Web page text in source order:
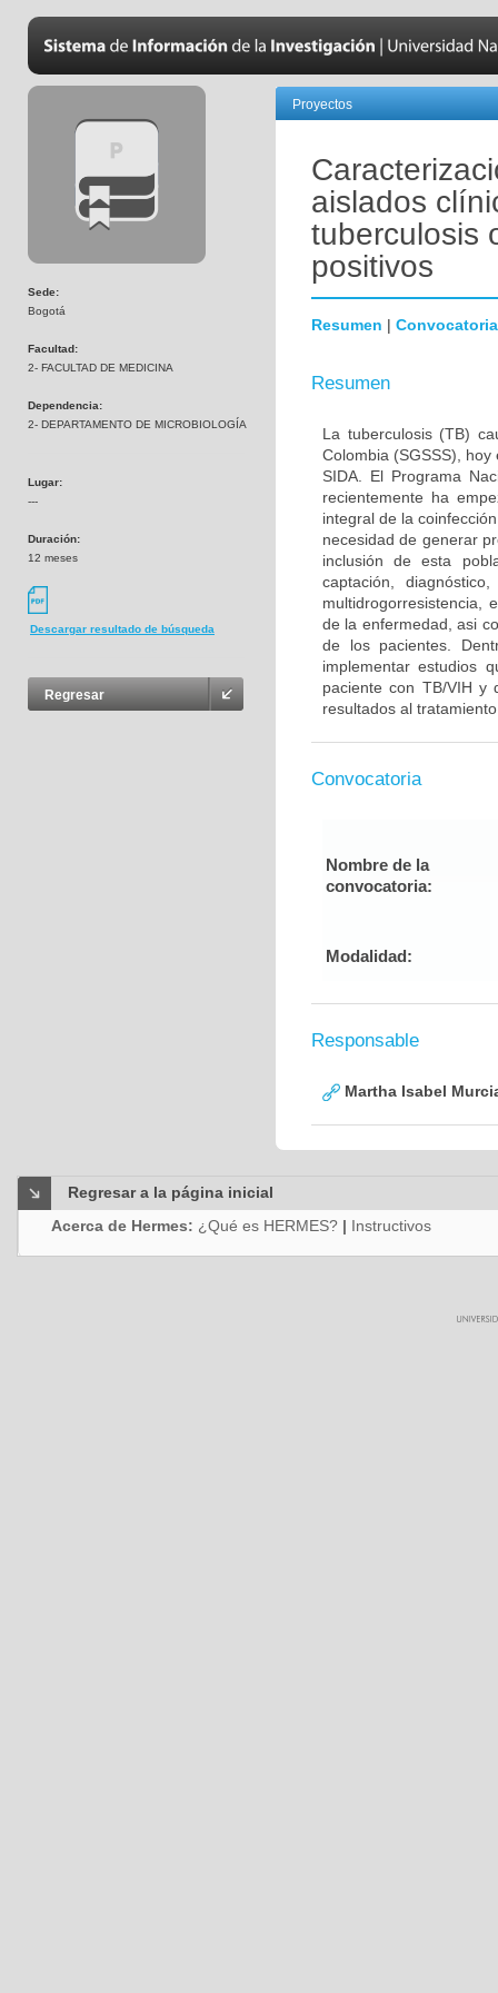
Sede:
Bogotá
Facultad:
2- FACULTAD DE MEDICINA
Dependencia:
2- DEPARTAMENTO DE MICROBIOLOGÍA
Lugar:
---
Duración:
12 meses
Descargar resultado de búsqueda
Regresar
Proyectos
aislados
tuberculosis
positivos
Resumen | Convocatoria
Resumen
La tuberculosis (TB)
Colombia (SGSSS),
SIDA. El Programa
recientemente ha
integral de la
necesidad de generar
inclusión de esta
captación,
multidrogorresistencia,
de la enfermedad, asi
de los pacientes.
implementar estudios
paciente con TB/VIH y
resultados al
Convocatoria
Nombre de la
convocatoria:
Modalidad:
Responsable
Martha Isabel
Regresar a la página inicial
Acerca de Hermes: ¿Qué es HERMES? | Instructivos